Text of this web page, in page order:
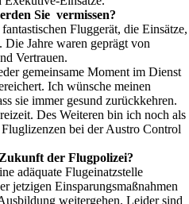
Sie vermissen?
Fluggerät, die Einsätze,
Jahre waren geprägt von
Vertrauen.
gemeinsame Moment im Dienst
Ich wünsche meinen
sie immer gesund zurückkehren.
Des Weiteren bin ich noch als
bei der Austro Control
der Flugpolizei?
adäquate Flugeinatzstelle
jetzigen Einsparungsmaßnahmen
weitergehen. Leider sind